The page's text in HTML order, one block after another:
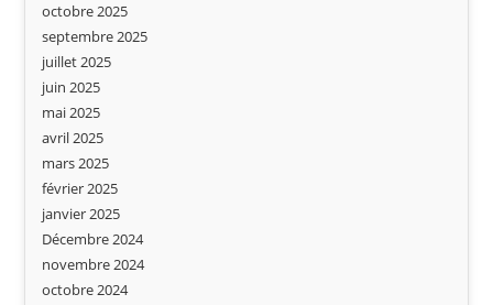
octobre 2025
septembre 2025
juillet 2025
juin 2025
mai 2025
avril 2025
mars 2025
février 2025
janvier 2025
Décembre 2024
novembre 2024
octobre 2024